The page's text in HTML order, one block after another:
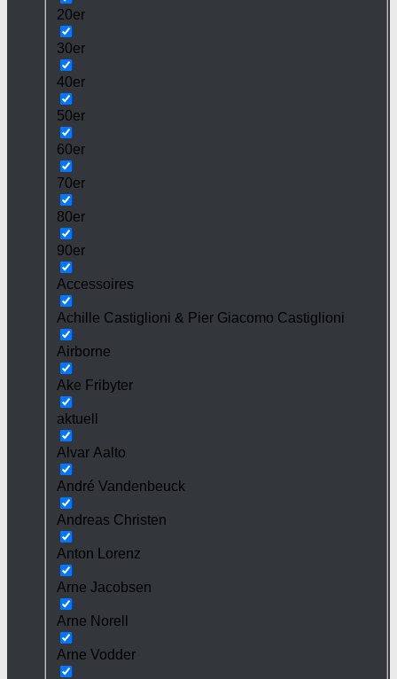
20er
30er
40er
50er
60er
70er
80er
90er
Accessoires
Achille Castiglioni & Pier Giacomo Castiglioni
Airborne
Ake Fribyter
aktuell
Alvar Aalto
André Vandenbeuck
Andreas Christen
Anton Lorenz
Arne Jacobsen
Arne Norell
Arne Vodder